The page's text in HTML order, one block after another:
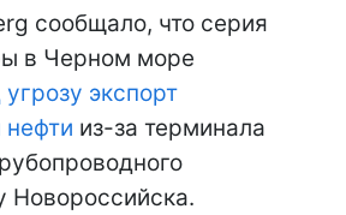
сообщало, что серия
в Черном море
экспорт
нефти из-за терминала
Новороссийска.